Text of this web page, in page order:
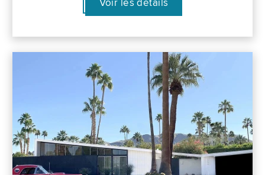
Voir les détails